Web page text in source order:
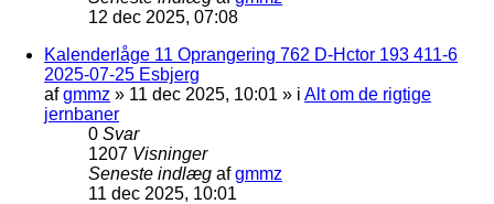
12 dec 2025, 07:08
Kalenderlåge 11 Oprangering 762 D-Hctor 193 411-6
2025-07-25 Esbjerg
afgmmz » 11 dec 2025, 10:01 » i Alt om de rigtige
jernbaner
0 Svar
1207 Visninger
Seneste indlæg afgmmz
11 dec 2025, 10:01